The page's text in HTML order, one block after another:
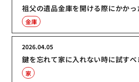
祖父の遺品金庫を開ける際にかかっ
金庫
鍵を忘れて家に入れない時に試すべ
2026.04.05
家